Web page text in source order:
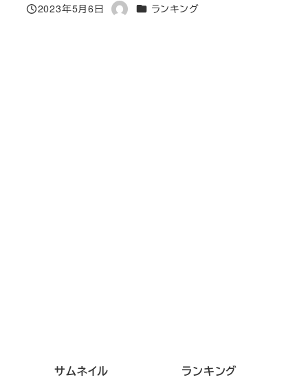
投稿日
2023年5月6日
著
カテゴリー
ランキング
サムネイル ランキング